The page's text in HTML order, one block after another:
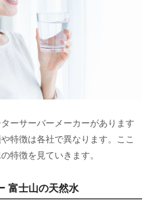
ーサーバーメーカーがあります
特徴は各社で異なります。ここ
特徴を見ていきます。
富士山の天然水